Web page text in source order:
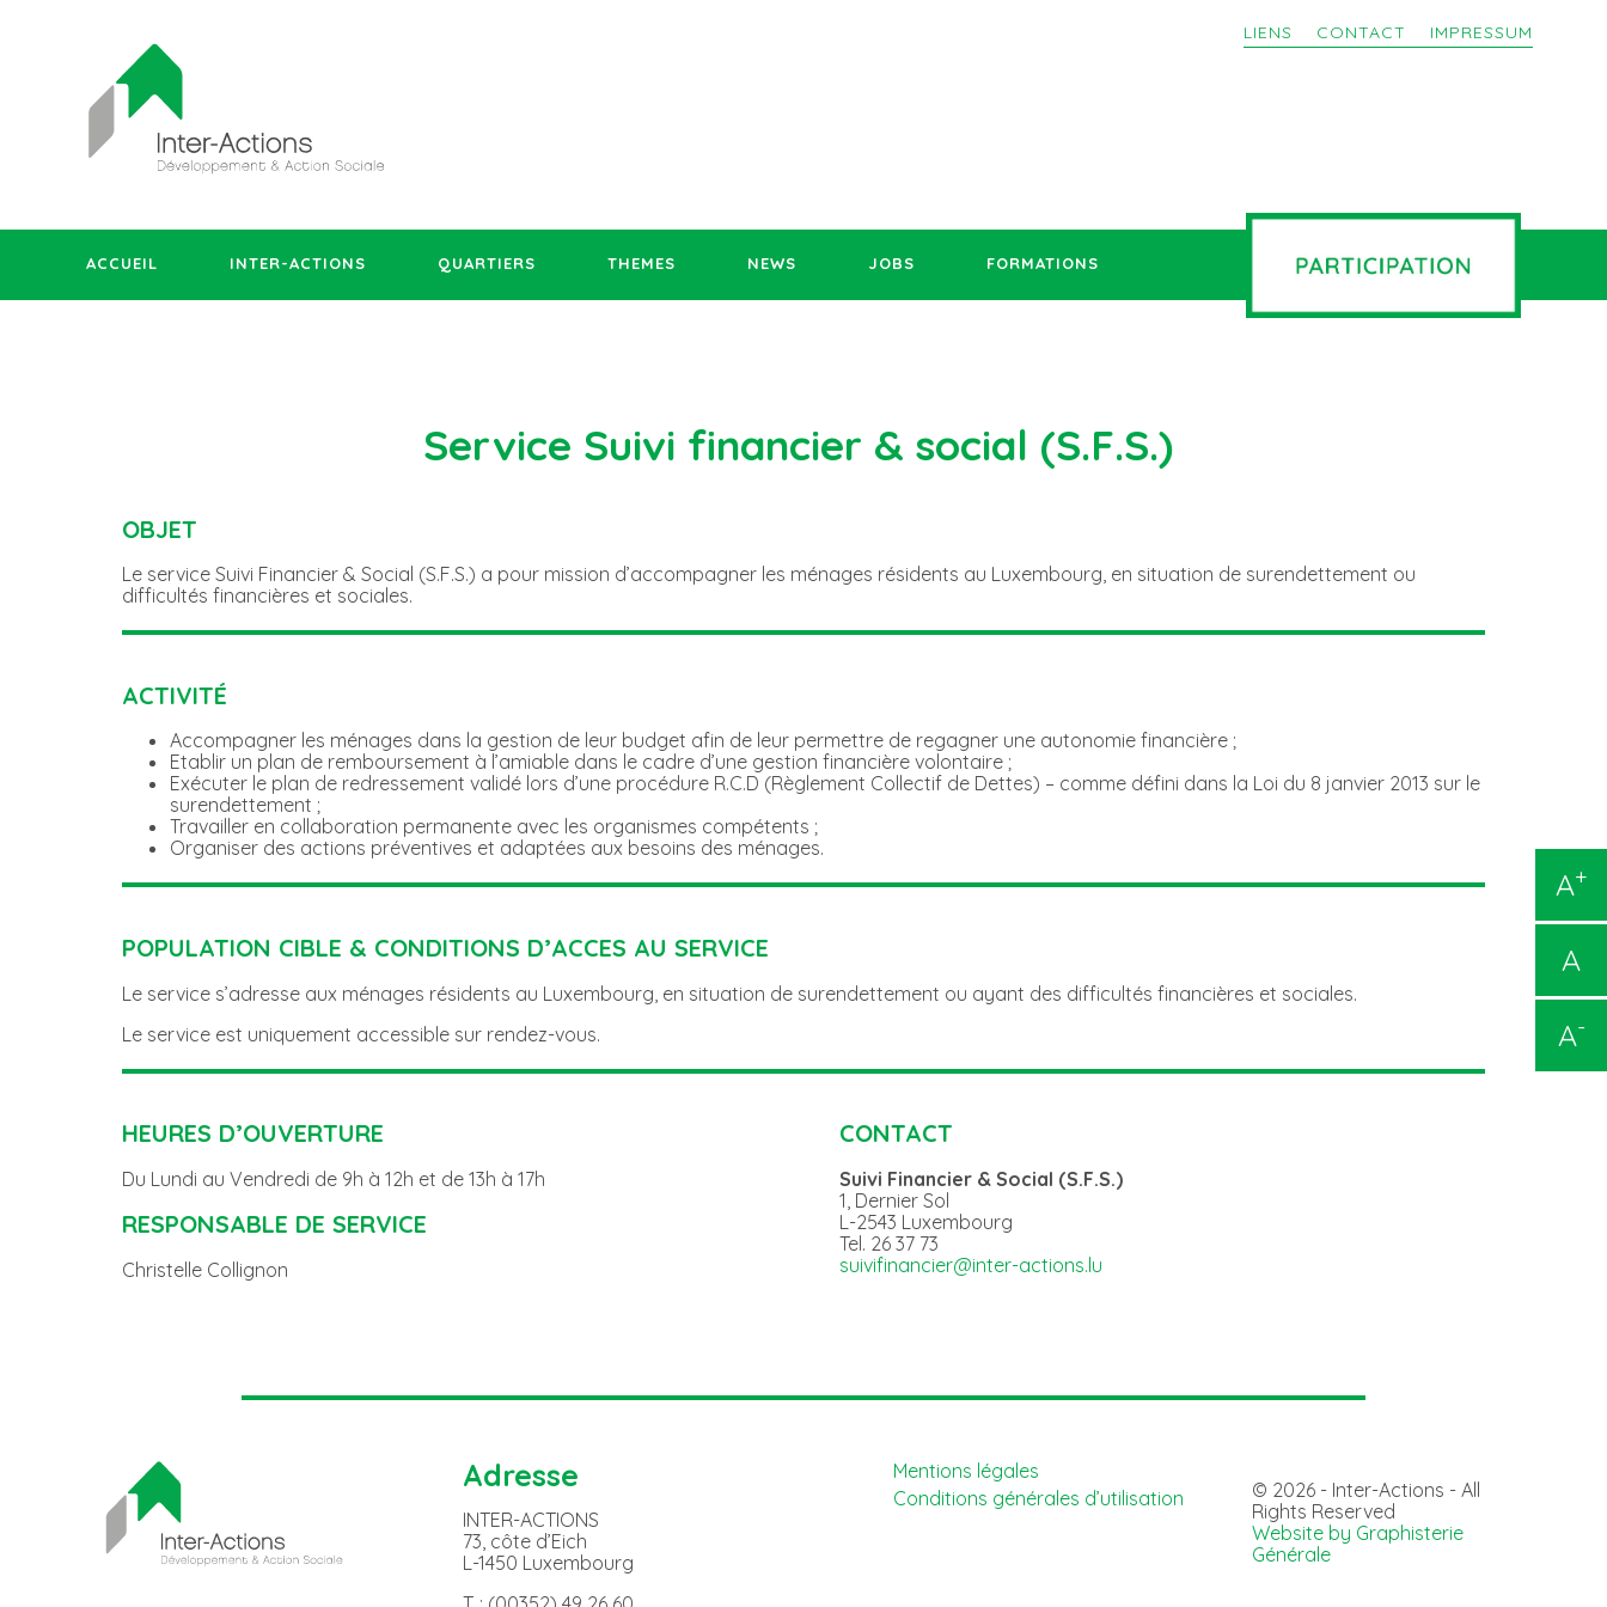
LIENS CONTACT IMPRESSUM
ACCUEIL INTER-ACTIONS QUARTIERS THEMES NEWS JOBS FORMATIONS
A+
A
A-
Service Suivi financier & social (S.F.S.)
OBJET
Le service Suivi Financier & Social (S.F.S.) a pour mission d’accompagner les ménages résidents au Luxembourg, en situation de surendettement ou
difficultés financières et sociales.
ACTIVITÉ
Accompagner les ménages dans la gestion de leur budget afin de leur permettre de regagner une autonomie financière ;
Etablir un plan de remboursement à l’amiable dans le cadre d’une gestion financière volontaire ;
Exécuter le plan de redressement validé lors d’une procédure R.C.D (Règlement Collectif de Dettes) – comme défini dans la Loi du 8 janvier 2013 sur le
surendettement ;
Travailler en collaboration permanente avec les organismes compétents ;
Organiser des actions préventives et adaptées aux besoins des ménages.
POPULATION CIBLE & CONDITIONS D’ACCES AU SERVICE
Le service s’adresse aux ménages résidents au Luxembourg, en situation de surendettement ou ayant des difficultés financières et sociales.
Le service est uniquement accessible sur rendez-vous.
HEURES D’OUVERTURE
Du Lundi au Vendredi de 9h à 12h et de 13h à 17h
RESPONSABLE DE SERVICE
Christelle Collignon
CONTACT
Suivi Financier & Social (S.F.S.)
1, Dernier Sol
L-2543 Luxembourg
Tel. 26 37 73
suivifinancier@inter-actions.lu
Adresse
INTER-ACTIONS
73, côte d’Eich
L-1450 Luxembourg
Mentions légales
Conditions générales d’utilisation
© 2026 - Inter-Actions - All
Rights Reserved
Website by Graphisterie
Générale